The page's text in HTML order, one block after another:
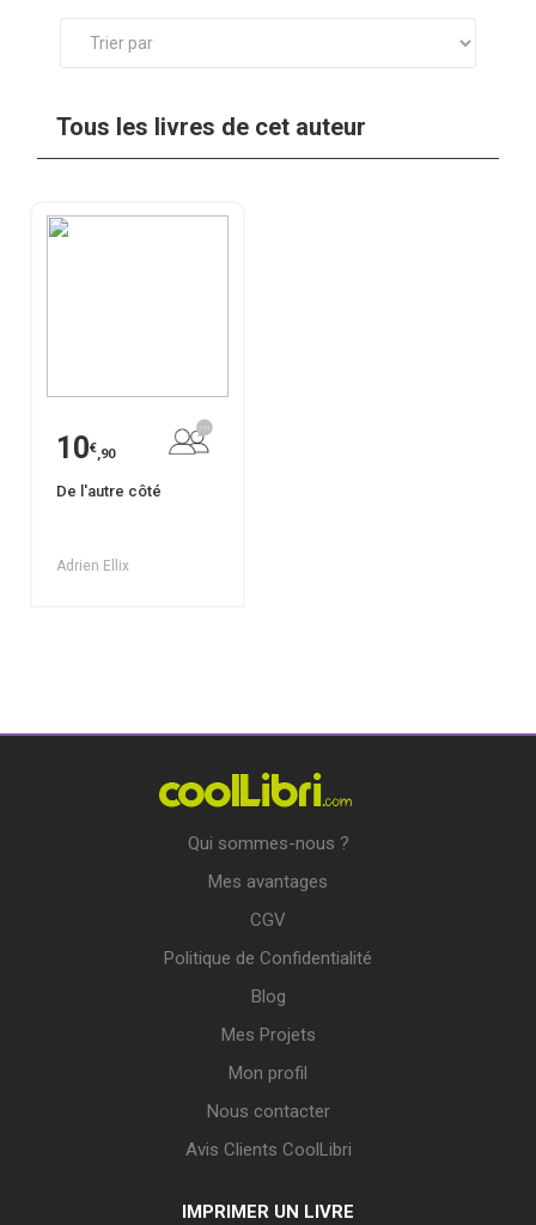
Tous les livres de cet auteur
10€,90
De l'autre côté
Adrien Ellix
Qui sommes-nous ?
Mes avantages
CGV
Politique de Confidentialité
Blog
Mes Projets
Mon profil
Nous contacter
Avis Clients CoolLibri
IMPRIMER UN LIVRE